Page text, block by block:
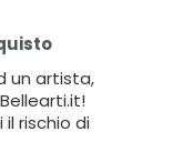
un artista,
rischio di